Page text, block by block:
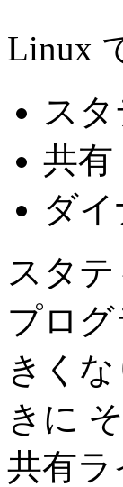
Linux
ス
共有
ダ
スタ
プロ
きく
きに
共有